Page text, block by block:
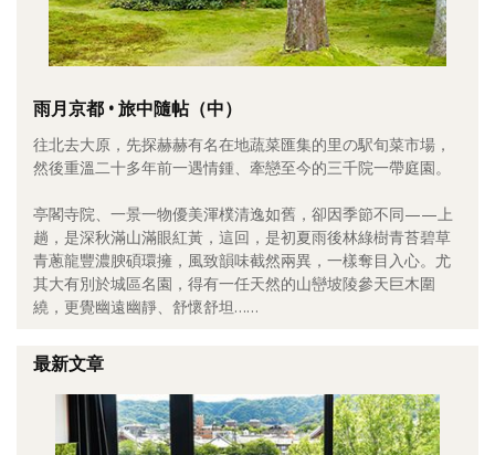
書房集
日記簿
餐桌週記
享樂隨手拍
影音區
創意出版服務
關於Yilan
個人著作
雨月京都 • 旅中隨帖（中）
往北去大原，先探赫赫有名在地蔬菜匯集的里の駅旬菜市場，
然後重溫二十多年前一遇情鍾、牽戀至今的三千院一帶庭園。
亭閣寺院、一景一物優美渾樸清逸如舊，卻因季節不同——上
趟，是深秋滿山滿眼紅黃，這回，是初夏雨後林綠樹青苔碧草
青蔥龍豐濃腴碩環擁，風致韻味截然兩異，一樣奪目入心。尤
其大有別於城區名園，得有一任天然的山巒坡陵參天巨木圍
繞，更覺幽遠幽靜、舒懷舒坦……
最新文章